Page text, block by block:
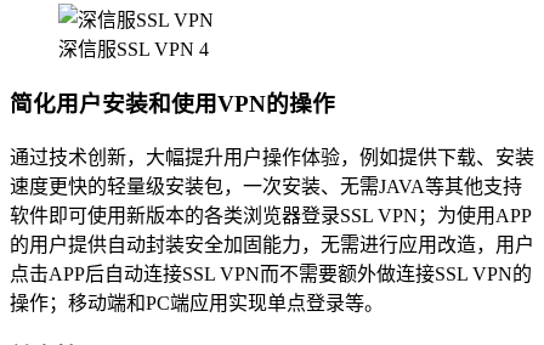
深信服SSL VPN 4
简化用户安装和使用VPN的操作
通过技术创新，大幅提升用户操作体验，例如提供下载、安装
速度更快的轻量级安装包，一次安装、无需JAVA等其他支持
软件即可使用新版本的各类浏览器登录SSL VPN；为使用APP
的用户提供自动封装安全加固能力，无需进行应用改造，用户
点击APP后自动连接SSL VPN而不需要额外做连接SSL VPN的
操作；移动端和PC端应用实现单点登录等。